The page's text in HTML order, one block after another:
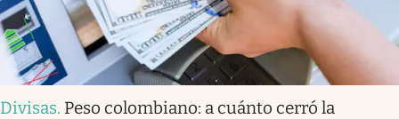
Divisas. Peso colombiano: a cuánto cerró la